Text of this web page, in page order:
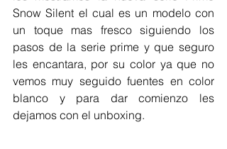
Snow Silent el cual es un modelo con
un toque mas fresco siguiendo los
pasos de la serie prime y que seguro
les encantara, por su color ya que no
vemos muy seguido fuentes en color
blanco y para dar comienzo les
dejamos con el unboxing.